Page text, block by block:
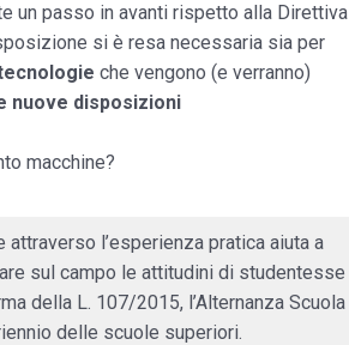
un passo in avanti rispetto alla Direttiva
si è resa necessaria sia per
che vengono (e verranno)
nuove disposizioni
macchine?
attraverso l’esperienza pratica aiuta a
sul campo le attitudini di studentesse
della L. 107/2015, l’Alternanza Scuola
delle scuole superiori.